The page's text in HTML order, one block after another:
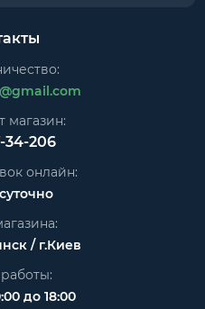
магазин:
34-206
онлайн:
/ г.Киев
до 18:00